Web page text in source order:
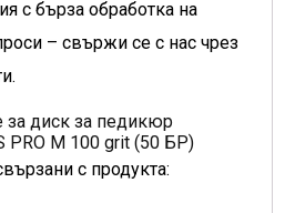
с бърза обработка на
– свържи се с нас чрез
диск за педикюр
PRO M 100 grit (50 БР)
с продукта: